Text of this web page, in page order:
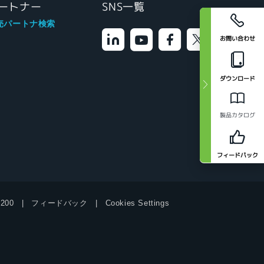
お問い合わせ
ダウンロード
製品カタログ
フィードバック
トナー
パートナ検索
SNS一覧
フィードバック Cookies Settings